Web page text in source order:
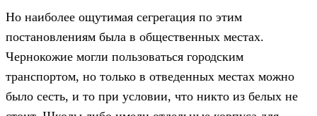
Но наиболее ощутимая сегрегация по этим
постановлениям была в общественных местах.
Чернокожие могли пользоваться городским
транспортом, но только в отведенных местах можно
было сесть, и то при условии, что никто из белых не